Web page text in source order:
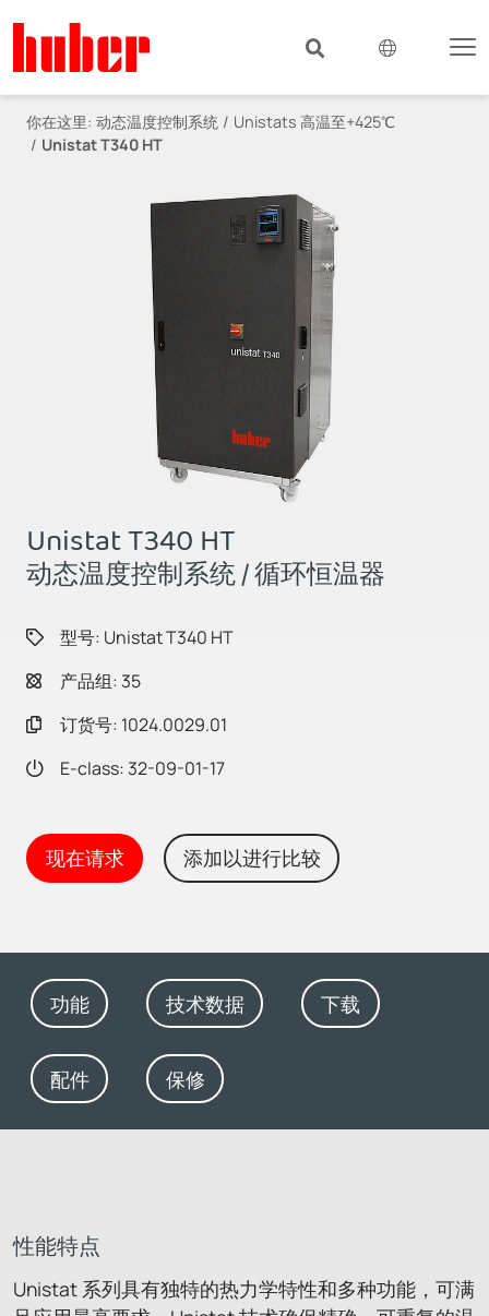
你在这里: 动态温度控制系统
Unistats 高温至+425℃
Unistat T340 HT
Unistat T340 HT
动态温度控制系统 / 循环恒温器
型号: Unistat T340 HT
产品组: 35
订货号: 1024.0029.01
E-class: 32-09-01-17
现在请求 添加以进行比较
功能 技术数据 下载
配件 保修
性能特点
Unistat 系列具有独特的热力学特性和多种功能，可满